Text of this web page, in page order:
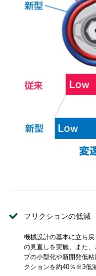
フリクションの低減
機械設計の基本に立ち
の見直しを実施、また
プの小型化や新開発低
クションを約40％※3低